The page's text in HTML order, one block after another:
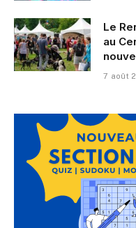
Le
au
7 août